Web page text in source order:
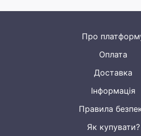
Про
Оплата
Доставка
Інформація
Правила
Як купувати?